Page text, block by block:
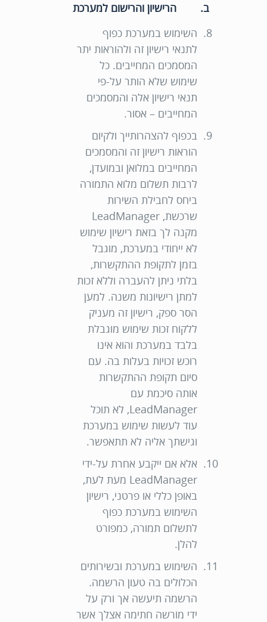
ב. הרישיון והרישום למערכת
השימוש במערכת כפוף
לתנאי רישיון זה ולהוראות יתר
המסמכים המחייבים. כל
שימוש שלא הותר על-פי
תנאי רישיון אלה והמסמכים
המחייבים – אסור.
בכפוף להצהרותייך ולקיום
הוראות רישיון זה והמסמכים
המחייבים במלואן ובמועדן,
לרבות תשלום מלוא התמורה
ביחס לחבילת השירות
שרכשת, LeadManager
מקנה לך בזאת רישיון שימוש
לא ייחודי במערכת, מוגבל
בזמן לתקופת ההתקשרות,
בלתי ניתן להעברה וללא זכות
למתן רישיונות משנה. למען
הסר ספק, רישיון זה מעניק
ללקוח זכות שימוש מוגבלת
בלבד במערכת והוא אינו
רוכש זכויות בעלות בה. עם
סיום תקופת ההתקשרות
אותה סיכמת עם
LeadManager, לא תוכל
עוד לעשות שימוש במערכת
וגישתך אליה לא תתאפשר.
אלא אם ייקבע אחרת על-ידי
LeadManager מעת לעת,
באופן כללי או פרטני, רישיון
השימוש במערכת כפוף
לתשלום תמורה, כמפורט
להלן.
השימוש במערכת ובשירותים
הכלולים בה טעון הרשמה.
הרשמה תיעשה אך ורק על
ידי מורשה חתימה אצלך אשר